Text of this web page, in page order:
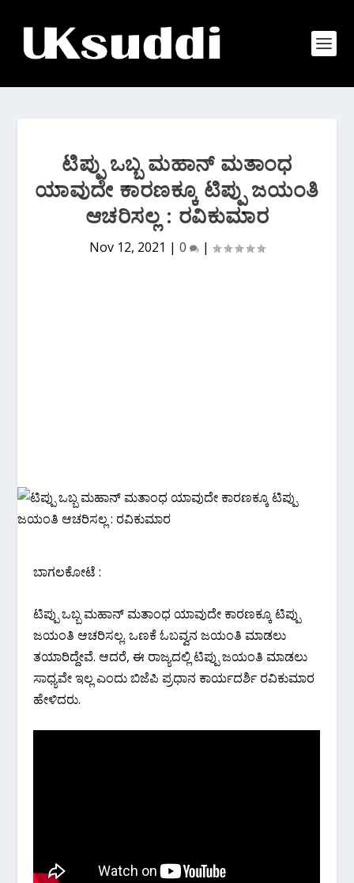
ಟಿಪ್ಪು ಒಬ್ಬ ಮಹಾನ್ ಮತಾಂಧ
ಯಾವುದೇ ಕಾರಣಕ್ಕೂ ಟಿಪ್ಪು ಜಯಂತಿ
ಆಚರಿಸಲ್ಲ : ರವಿಕುಮಾರ
Nov 12, 2021 | 0 |
ಬಾಗಲಕೋಟೆ :
ಟಿಪ್ಪು ಒಬ್ಬ ಮಹಾನ್ ಮತಾಂಧ ಯಾವುದೇ ಕಾರಣಕ್ಕೂ ಟಿಪ್ಪು
ಜಯಂತಿ ಆಚರಿಸಲ್ಲ. ಒಣಕೆ ಓಬವ್ವನ ಜಯಂತಿ ಮಾಡಲು
ತಯಾರಿದ್ದೇವೆ. ಆದರೆ, ಈ ರಾಜ್ಯದಲ್ಲಿ ಟಿಪ್ಪು ಜಯಂತಿ ಮಾಡಲು
ಸಾಧ್ಯವೇ ಇಲ್ಲ ಎಂದು ಬಿಜೆಪಿ ಪ್ರಧಾನ ಕಾರ್ಯದರ್ಶಿ ರವಿಕುಮಾರ
ಹೇಳಿದರು‌.